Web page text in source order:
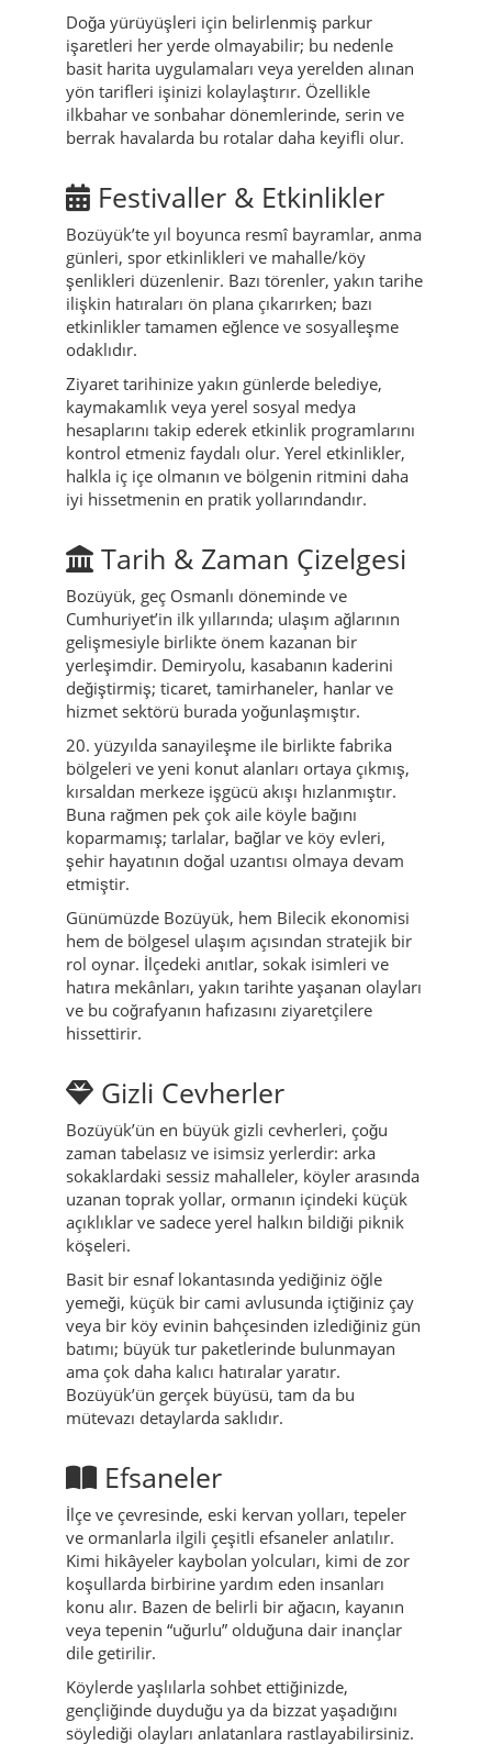
Doğa yürüyüşleri için belirlenmiş parkur
işaretleri her yerde olmayabilir; bu nedenle
basit harita uygulamaları veya yerelden alınan
yön tarifleri işinizi kolaylaştırır. Özellikle
ilkbahar ve sonbahar dönemlerinde, serin ve
berrak havalarda bu rotalar daha keyifli olur.
Festivaller & Etkinlikler
Bozüyük’te yıl boyunca resmî bayramlar, anma
günleri, spor etkinlikleri ve mahalle/köy
şenlikleri düzenlenir. Bazı törenler, yakın tarihe
ilişkin hatıraları ön plana çıkarırken; bazı
etkinlikler tamamen eğlence ve sosyalleşme
odaklıdır.
Ziyaret tarihinize yakın günlerde belediye,
kaymakamlık veya yerel sosyal medya
hesaplarını takip ederek etkinlik programlarını
kontrol etmeniz faydalı olur. Yerel etkinlikler,
halkla iç içe olmanın ve bölgenin ritmini daha
iyi hissetmenin en pratik yollarındandır.
Tarih & Zaman Çizelgesi
Bozüyük, geç Osmanlı döneminde ve
Cumhuriyet’in ilk yıllarında; ulaşım ağlarının
gelişmesiyle birlikte önem kazanan bir
yerleşimdir. Demiryolu, kasabanın kaderini
değiştirmiş; ticaret, tamirhaneler, hanlar ve
hizmet sektörü burada yoğunlaşmıştır.
20. yüzyılda sanayileşme ile birlikte fabrika
bölgeleri ve yeni konut alanları ortaya çıkmış,
kırsaldan merkeze işgücü akışı hızlanmıştır.
Buna rağmen pek çok aile köyle bağını
koparmamış; tarlalar, bağlar ve köy evleri,
şehir hayatının doğal uzantısı olmaya devam
etmiştir.
Günümüzde Bozüyük, hem Bilecik ekonomisi
hem de bölgesel ulaşım açısından stratejik bir
rol oynar. İlçedeki anıtlar, sokak isimleri ve
hatıra mekânları, yakın tarihte yaşanan olayları
ve bu coğrafyanın hafızasını ziyaretçilere
hissettirir.
Gizli Cevherler
Bozüyük’ün en büyük gizli cevherleri, çoğu
zaman tabelasız ve isimsiz yerlerdir: arka
sokaklardaki sessiz mahalleler, köyler arasında
uzanan toprak yollar, ormanın içindeki küçük
açıklıklar ve sadece yerel halkın bildiği piknik
köşeleri.
Basit bir esnaf lokantasında yediğiniz öğle
yemeği, küçük bir cami avlusunda içtiğiniz çay
veya bir köy evinin bahçesinden izlediğiniz gün
batımı; büyük tur paketlerinde bulunmayan
ama çok daha kalıcı hatıralar yaratır.
Bozüyük’ün gerçek büyüsü, tam da bu
mütevazı detaylarda saklıdır.
Efsaneler
İlçe ve çevresinde, eski kervan yolları, tepeler
ve ormanlarla ilgili çeşitli efsaneler anlatılır.
Kimi hikâyeler kaybolan yolcuları, kimi de zor
koşullarda birbirine yardım eden insanları
konu alır. Bazen de belirli bir ağacın, kayanın
veya tepenin “uğurlu” olduğuna dair inançlar
dile getirilir.
Köylerde yaşlılarla sohbet ettiğinizde,
gençliğinde duyduğu ya da bizzat yaşadığını
söylediği olayları anlatanlara rastlayabilirsiniz.